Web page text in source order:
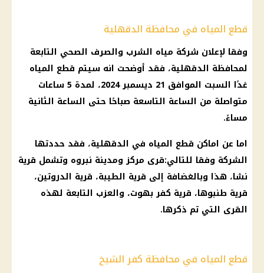
قطع المياه في محافظة الدقهلية
وفقا لإعلان شركة مياه الشرب والصرف الصحي التابعة
لمحافظة الدقهلية، فقد أوضحت انه سيتم قطع المياه
غدًا السبت الموافق 21 ديسمبر 2024، لمدة 5 ساعات
متواصلة من الساعة التاسعة صباحًا حتى الساعة الثانية
مساءً.
اما عن اماكن قطع المياه في الدقهلية، فقد حددتها
الشركة وفقا للتالي:قرى مركز ومدينة نبروه وتشمل قرية
نشا، هذا وبالغضافة إلى قرية الطيبة، قرية الدروتين،
قرية طنبوها، قرية كفر بهوت، والعزب التابعة لهذه
القرى التي تم ذكرها.
قطع المياه في محافظة كفر الشيخ